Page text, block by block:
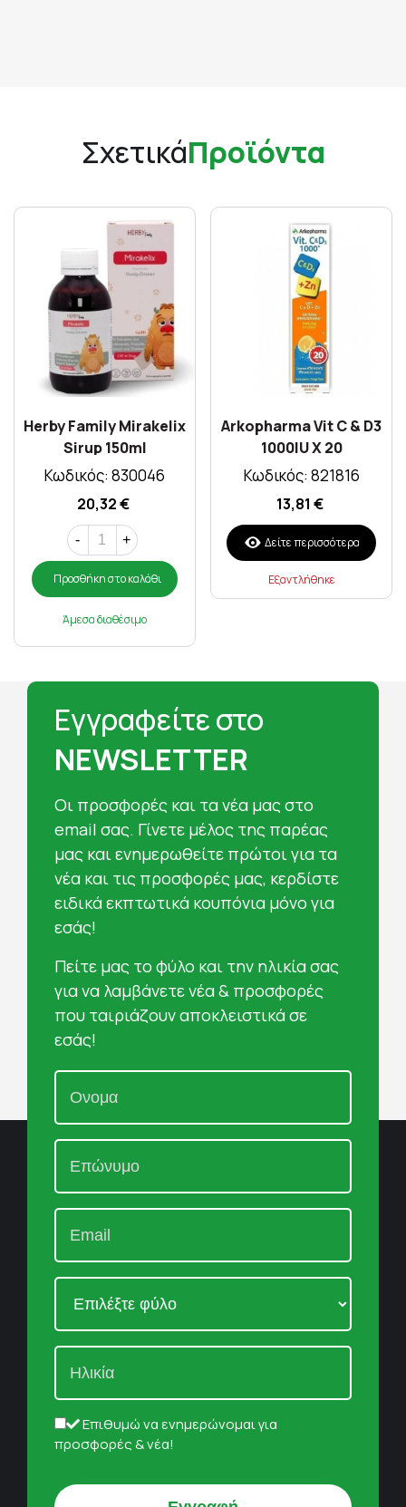
ΣχετικάΠροϊόντα
Herby Family Mirakelix
Sirup 150ml
Κωδικός: 830046
20,32 €
- +
Προσθήκη στο καλάθι
Άμεσα διαθέσιμο
Arkopharma Vit C & D3
1000IU X 20
Αναβράζοντα Δισκία
Κωδικός: 821816
13,81 €
Δείτε περισσότερα
Εξαντλήθηκε
Εγγραφείτε στο
NEWSLETTER
Oι προσφορές και τα νέα μας στο
email σας. Γίνετε μέλος της παρέας
μας και ενημερωθείτε πρώτοι για τα
νέα και τις προσφορές μας, κερδίστε
ειδικά εκπτωτικά κουπόνια μόνο για
εσάς!
Πείτε μας το φύλο και την ηλικία σας
για να λαμβάνετε νέα & προσφορές
που ταιριάζουν αποκλειστικά σε
εσάς!
Επιθυμώ να ενημερώνομαι για
προσφορές & νέα!